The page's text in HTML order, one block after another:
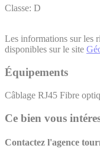
Classe: D
Les informations sur les
disponibles sur le site
Équipements
Câblage RJ45 Fibre
Ce bien vous
Contactez l'agence